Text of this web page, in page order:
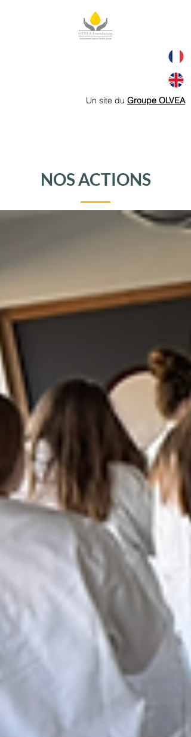
Un site du Groupe OLVEA
NOS ACTIONS